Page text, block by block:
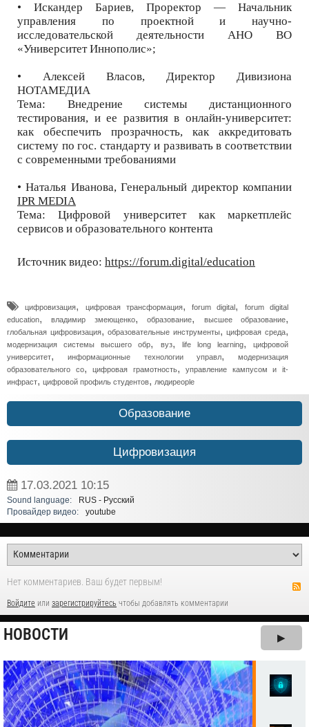
• Искандер Бариев, Проректор — Начальник
управления по проектной и научно-
исследовательской деятельности АНО ВО
«Университет Иннополис»;
• Алексей Власов, Директор Дивизиона
НОТАМЕДИА
Тема: Внедрение системы дистанционного
тестирования, и ее развития в онлайн-университет:
как обеспечить прозрачность, как аккредитовать
систему по гос. стандарту и развивать в соответствии
с современными требованиями
• Наталья Иванова, Генеральный директор компании
IPR MEDIA
Тема: Цифровой университет как маркетплейс
сервисов и образовательного контента
Источник видео: https://forum.digital/education
цифровизация, цифровая трансформация,forum digital,
forum digital
education,владимир змеющенко,образование, высшее образование,
глобальная цифровизация,образовательные инструменты,цифровая среда,
модернизация системы высшего обр, вуз, life long learning,
цифровой
университет,информационные технологии управл,
модернизация
образовательного со,цифровая грамотность,управление кампусом и it-
инфраст, цифровой профиль студентов, людиpeople
Образование
Цифровизация
17.03.2021 10:15
Sound language:
RUS - Русский
Провайдер видео:
youtube
Нет комментариев. Ваш будет первым!
Войдите или зарегистрируйтесь чтобы добавлять комментарии
НОВОСТИ ▶